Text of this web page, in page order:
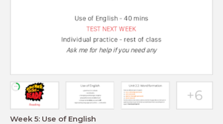
Week 5: Use of English